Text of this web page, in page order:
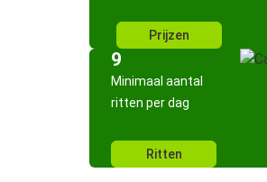
Prijzen
9
Minimaal aantal
ritten per dag
Ritten